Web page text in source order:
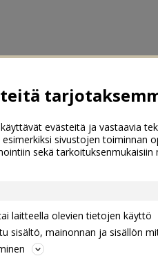
käyttävät evästeitä ja vastaavia
sivustojen toiminnan
sekä
laitteella olevien tietojen käyttö
sisältö, mainonnan ja sisällön